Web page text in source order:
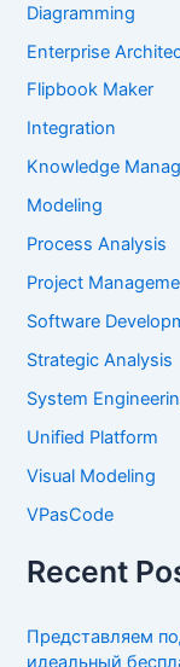
Diagramming
Enterprise
Flipbook Maker
Integration
Knowledge
Modeling
Process Analysis
Project
Software
Strategic Analysis
System
Unified Platform
Visual Modeling
VPasCode
Recent
Представляем
идеальный